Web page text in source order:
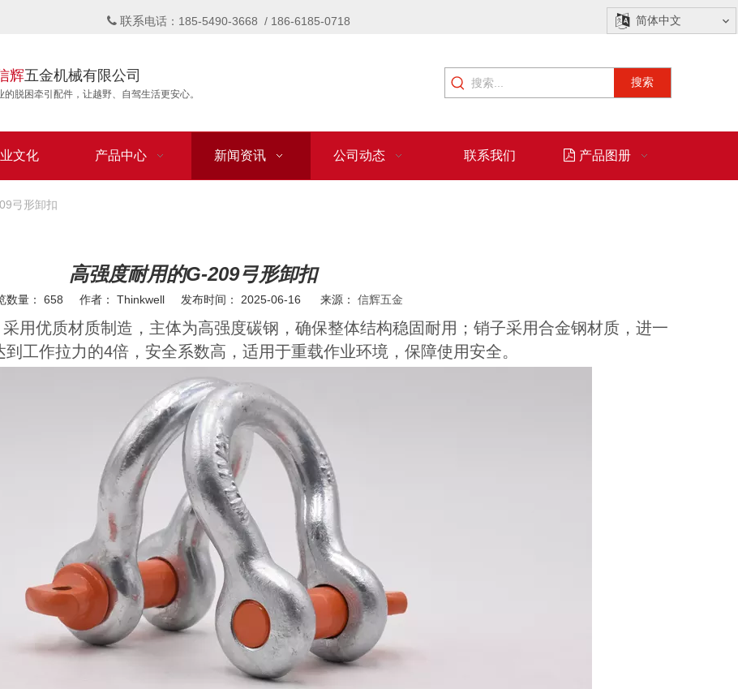
 联系电话：185-5490-3668 / 186-6185-0718 简体中文
辉五金机械有限公司
的脱困牵引配件，让越野、自驾生活更安心。
搜索
文化 产品中心 新闻资讯 公司动态 联系我们 产品图册
弓形卸扣
高强度耐用的G-209弓形卸扣
数量： 658 作者： Thinkwell 发布时间： 2025-06-16 来源： 信辉五金
用优质材质制造，主体为高强度碳钢，确保整体结构稳固耐用；销子采用合金钢材质，进一
工作拉力的4倍，安全系数高，适用于重载作业环境，保障使用安全。